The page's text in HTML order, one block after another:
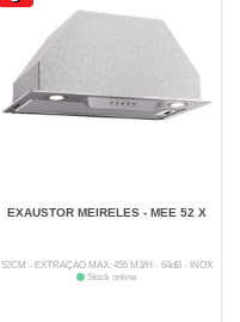
EXAUSTOR MEIRELES - MEE 52 X
52CM - EXTRAÇÃO MÁX: 455 M3/H - 64dB - INOX
Stock online